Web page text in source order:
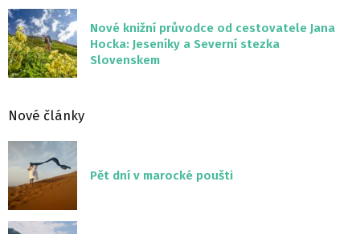
Nové knižní průvodce od cestovatele Jana
Hocka: Jeseníky a Severní stezka
Slovenskem
Nové články
Pět dní v marocké poušti